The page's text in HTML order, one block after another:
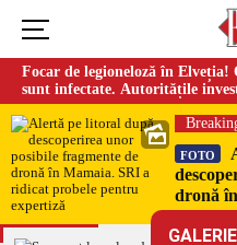
Focar de legioneloză în
sunt infectate. Autoritățile
FOTO
dronă
pentru